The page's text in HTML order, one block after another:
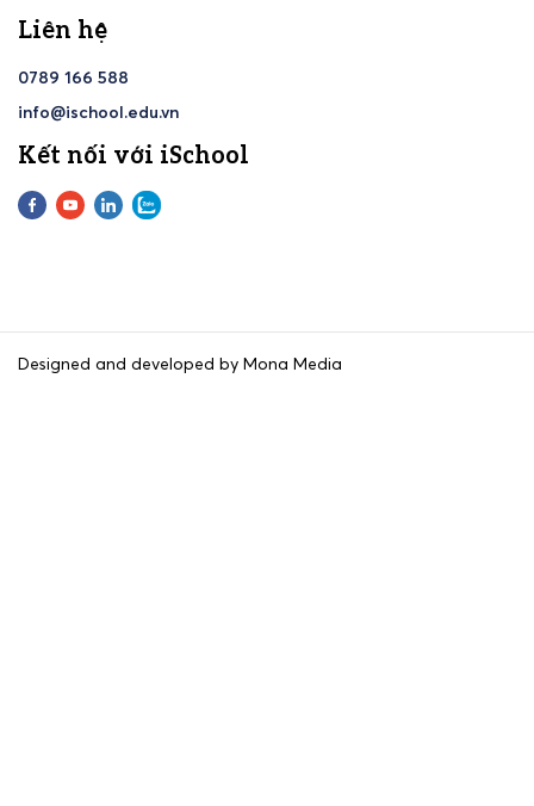
Liên hệ
0789 166 588
info@ischool.edu.vn
Kết nối với iSchool
Designed and developed by Mona Media